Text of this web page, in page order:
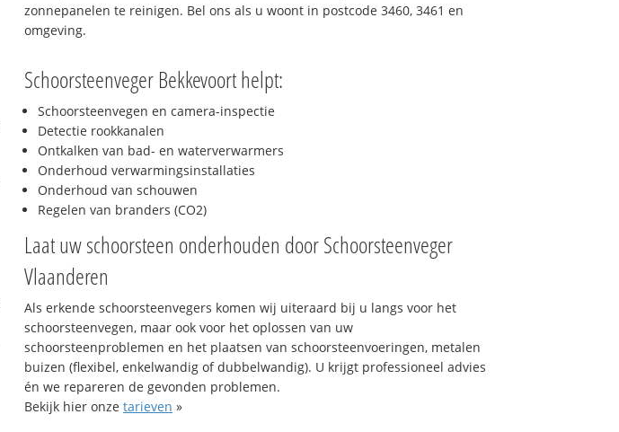
zonnepanelen te reinigen. Bel ons als u woont in postcode 3460, 3461 en
omgeving.
Schoorsteenveger Bekkevoort helpt:
Schoorsteenvegen en camera-inspectie
Detectie rookkanalen
Ontkalken van bad- en waterverwarmers
Onderhoud verwarmingsinstallaties
Onderhoud van schouwen
Regelen van branders (CO2)
Laat uw schoorsteen onderhouden door Schoorsteenveger
Vlaanderen
Als erkende schoorsteenvegers komen wij uiteraard bij u langs voor het
schoorsteenvegen, maar ook voor het oplossen van uw
schoorsteenproblemen en het plaatsen van schoorsteenvoeringen, metalen
buizen (flexibel, enkelwandig of dubbelwandig). U krijgt professioneel advies
én we repareren de gevonden problemen.
Bekijk hier onze tarieven »